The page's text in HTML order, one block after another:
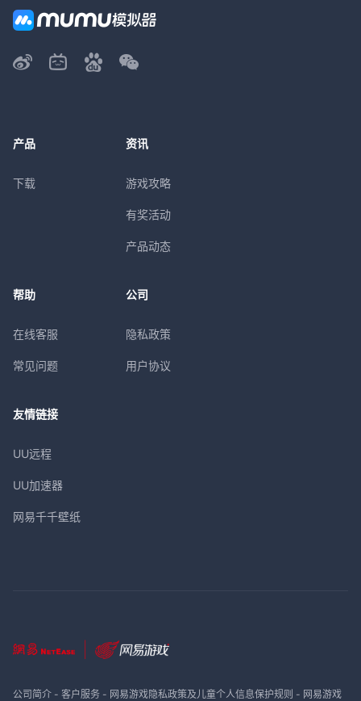
产品
下载
资讯
游戏攻略
有奖活动
产品动态
帮助
在线客服
常见问题
公司
隐私政策
用户协议
友情链接
UU远程
UU加速器
网易千千壁纸
公司简介- 客户服务- 网易游戏隐私政策及儿童个人信息保护规则 - 网易游戏